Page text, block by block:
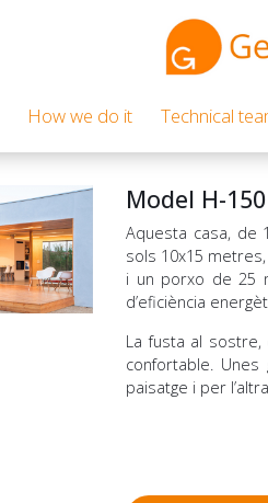
How we do it Technical
Model H-150
Aquesta casa, de
sols 10x15
i un porxo de 25
d’eficiència
La fusta al sostre,
confortable.
paisatge i per